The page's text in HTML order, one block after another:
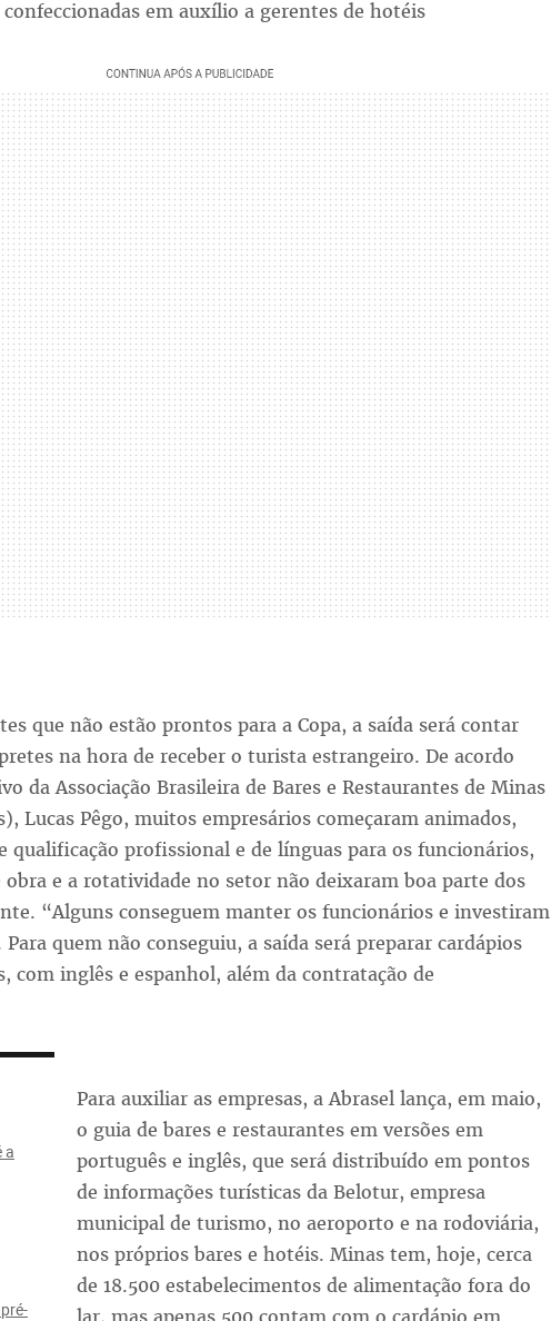
em auxílio a gerentes de hotéis
que não estão prontos para a Copa, a saída será contar
na hora de receber o turista estrangeiro. De acordo
da Associação Brasileira de Bares e Restaurantes de Minas
Lucas Pêgo, muitos empresários começaram animados,
qualificação profissional e de línguas para os funcionários,
obra e a rotatividade no setor não deixaram boa parte dos
“Alguns conseguem manter os funcionários e investiram
quem não conseguiu, a saída será preparar cardápios
com inglês e espanhol, além da contratação de
a
Para auxiliar as empresas, a Abrasel lança, em maio,
o guia de bares e restaurantes em versões em
português e inglês, que será distribuído em pontos
de informações turísticas da Belotur, empresa
municipal de turismo, no aeroporto e na rodoviária,
nos próprios bares e hotéis. Minas tem, hoje, cerca
de 18.500 estabelecimentos de alimentação fora do
lar, mas apenas 500 contam com o cardápio em